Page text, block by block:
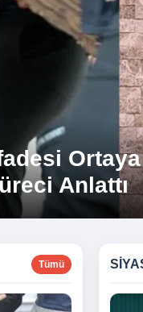
Ortaya
Anlattı
Tümü